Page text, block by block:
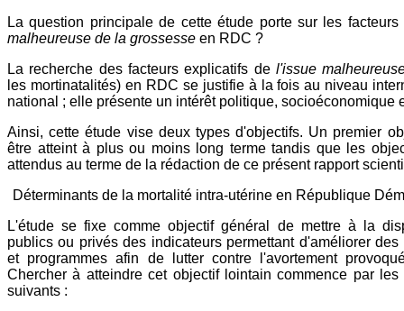
La question principale de cette étude porte sur les
malheureuse de la grossesse en RDC ?
La recherche des facteurs explicatifs de l'issue
les mortinatalités) en RDC se justifie à la fois au niveau
national ; elle présente un intérêt politique, socioéconomique
Ainsi, cette étude vise deux types d'objectifs. Un premier
être atteint à plus ou moins long terme tandis que les
attendus au terme de la rédaction de ce présent rapport
Déterminants de la mortalité intra-utérine en République
L'étude se fixe comme objectif général de mettre à la
publics ou privés des indicateurs permettant d'améliorer
et programmes afin de lutter contre l'avortement
Chercher à atteindre cet objectif lointain commence par les
suivants :